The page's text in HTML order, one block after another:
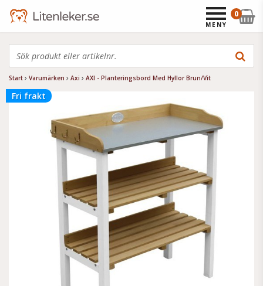
Start Varumärken Axi AXI - Planteringsbord Med Hyllor Brun/Vit
Fri frakt
0
MENY